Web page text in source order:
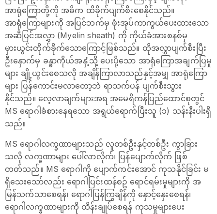
အာရုံကြောတို့ကို အဓိက ထိခိုက်ပျက်စီးစေနိုင်သည်။
အာရုံကြောများကို အပြင်ဘက်မှ ဖုံးအုပ်ကာကွယ်ပေးထားသော
အဆီပြင်အလွှာ (Myelin sheath) ကို ကိုယ်ခံအားစနစ်မှ
မှားယွင်းတိုက်ခိုက်သောကြောင့်ဖြစ်သည်။ ထိုအလွှာပျက်စီးပြီး
ဦးနှောက်မှ ခန္ဓာကိုယ်အနှံ့သို့ ပေးပို့သော အာရုံကြောအချက်ပြမှု
များ ချို့ယွင်းစေသလို အချိန်ကြာလာသည်နှင့်အမျှ အာရုံကြော
များ ပြန်ကောင်းမလာတော့ဘဲ ရာသက်ပန် ပျက်စီးသွား
နိုင်သည်။ လေ့လာချက်များအရ အမေရိကန်ပြည်ထောင်စုတွင်
MS ရောဂါခံစားနေရသော အရွယ်ရောက်ပြီးသူ (၁) သန်းနီးပါးရှိ
သည်။
MS ရောဂါလက္ခဏာများသည် လူတစ်ဦးနှင့်တစ်ဦး ကွာခြား
သလို လက္ခဏာများ ပေါ်လာလိုက်၊ ပြန်ပျောက်လိုက် ဖြစ်
တတ်သည်။ MS ရောဂါကို ပျောက်ကင်းအောင် ကုသနိုင်ခြင်း မ
ရှိသေးသော်လည်း ရောဂါပြင်းထန်စဥ် ရောင်ရမ်းမှုများကို အ
မြန်သက်သာစေရန်၊ ရောဂါပြန်ကြွချိန်ကို နှောင့်နှေးစေရန်၊
ရောဂါလက္ခဏာများကို ထိန်းချုပ်စေရန် ကုသမှုများပေး